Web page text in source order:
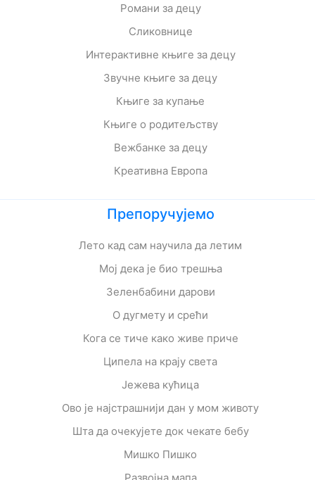
Романи за децу
Сликовнице
Интерактивне књиге за децу
Звучне књиге за децу
Књиге за купање
Књиге о родитељству
Вежбанке за децу
Креативна Европа
Препоручујемо
Лето кад сам научила да летим
Мој дека је био трешња
Зеленбабини дарови
О дугмету и срећи
Кога се тиче како живе приче
Ципела на крају света
Јежева кућица
Ово је најстрашнији дан у мом животу
Шта да очекујете док чекате бебу
Мишко Пишко
Развојна мапа